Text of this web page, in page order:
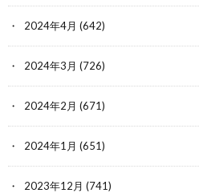
2024年4月 (642)
2024年3月 (726)
2024年2月 (671)
2024年1月 (651)
2023年12月 (741)